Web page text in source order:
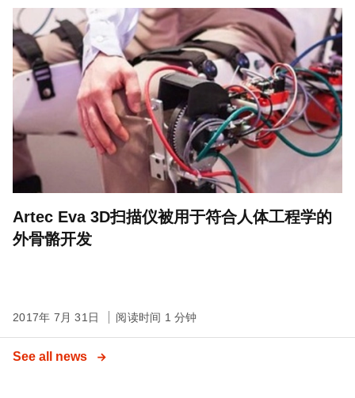
Artec Eva 3D扫描仪被用于符合人体工程学的
外骨骼开发
2017年 7月 31日 阅读时间 1 分钟
See all news